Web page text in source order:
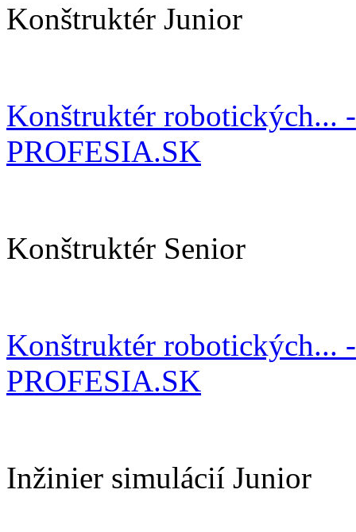
Konštruktér Junior
Konštruktér robotických...
PROFESIA.SK
Konštruktér Senior
Konštruktér robotických...
PROFESIA.SK
Inžinier simulácií Junior